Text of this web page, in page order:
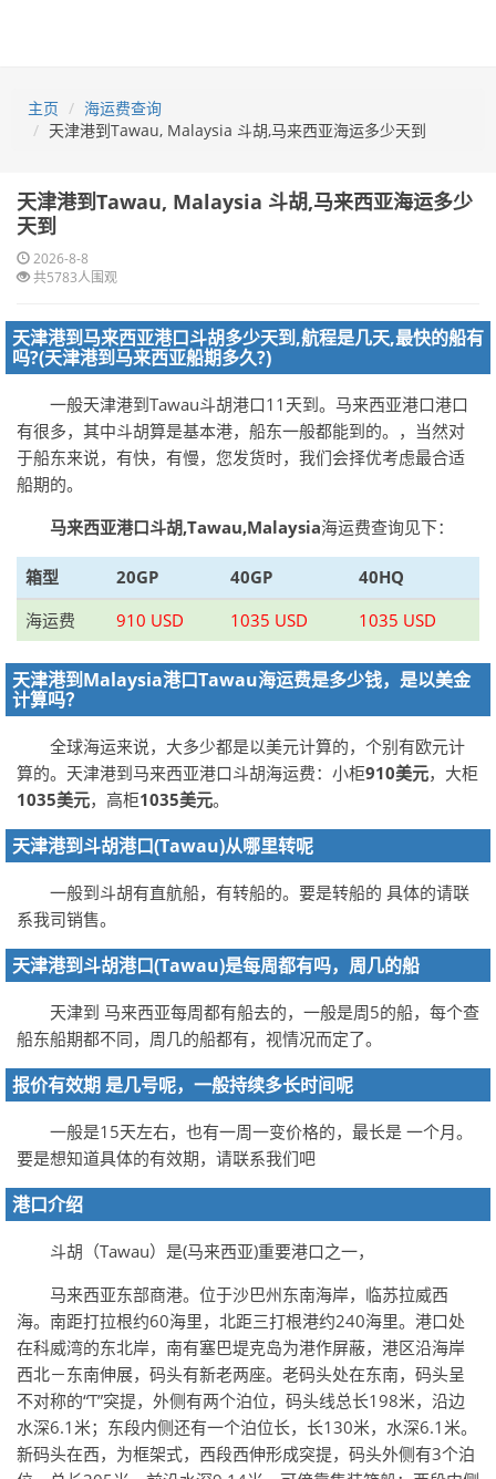
主页
海运费查询
天津港到Tawau, Malaysia 斗胡,马来西亚海运多少天到
天津港到Tawau, Malaysia 斗胡,马来西亚海运多少
天到
2026-8-8
共5783人围观
天津港到马来西亚港口斗胡多少天到,航程是几天,最快的船有
吗?(天津港到马来西亚船期多久?)
一般天津港到Tawau斗胡港口11天到。马来西亚港口港口
有很多，其中斗胡算是基本港，船东一般都能到的。，当然对
于船东来说，有快，有慢，您发货时，我们会择优考虑最合适
船期的。
马来西亚港口斗胡,Tawau,Malaysia海运费查询见下：
箱型 20GP 40GP
40HQ
海运费
910 USD 1035 USD 1035 USD
天津港到Malaysia港口Tawau海运费是多少钱，是以美金
计算吗？
全球海运来说，大多少都是以美元计算的，个别有欧元计
算的。天津港到马来西亚港口斗胡海运费：小柜910美元，大柜
1035美元，高柜1035美元。
天津港到斗胡港口(Tawau)从哪里转呢
一般到斗胡有直航船，有转船的。要是转船的 具体的请联
系我司销售。
天津港到斗胡港口(Tawau)是每周都有吗，周几的船
天津到 马来西亚每周都有船去的，一般是周5的船，每个查
船东船期都不同，周几的船都有，视情况而定了。
报价有效期 是几号呢，一般持续多长时间呢
一般是15天左右，也有一周一变价格的，最长是 一个月。
要是想知道具体的有效期，请联系我们吧
港口介绍
斗胡（Tawau）是(马来西亚)重要港口之一，
马来西亚东部商港。位于沙巴州东南海岸，临苏拉威西
海。南距打拉根约60海里，北距三打根港约240海里。港口处
在科威湾的东北岸，南有塞巴堤克岛为港作屏蔽，港区沿海岸
西北－东南伸展，码头有新老两座。老码头处在东南，码头呈
不对称的“T”突提，外侧有两个泊位，码头线总长198米，沿边
水深6.1米；东段内侧还有一个泊位长，长130米，水深6.1米。
新码头在西，为框架式，西段西伸形成突提，码头外侧有3个泊